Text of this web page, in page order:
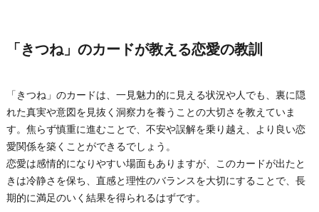
「きつね」のカードが教える恋愛の教訓
「きつね」のカードは、一見魅力的に見える状況や人でも、裏に隠
れた真実や意図を見抜く洞察力を養うことの大切さを教えていま
す。焦らず慎重に進むことで、不安や誤解を乗り越え、より良い恋
愛関係を築くことができるでしょう。
恋愛は感情的になりやすい場面もありますが、このカードが出たと
きは冷静さを保ち、直感と理性のバランスを大切にすることで、長
期的に満足のいく結果を得られるはずです。